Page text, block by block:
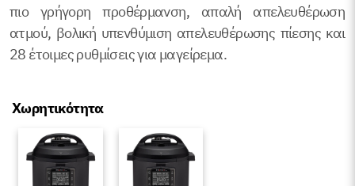
πιο γρήγορη προθέρμανση, απαλή απελευθέρωση
ατμού, βολική υπενθύμιση απελευθέρωσης πίεσης και
28 έτοιμες ρυθμίσεις για μαγείρεμα.
Χωρητικότητα